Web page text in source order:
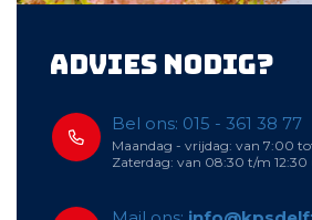
Advies nodig?
Bel ons: 015 - 361 38 77
Maandag - vrijdag: van 7:00
Zaterdag: van 08:30 t/m 12:30